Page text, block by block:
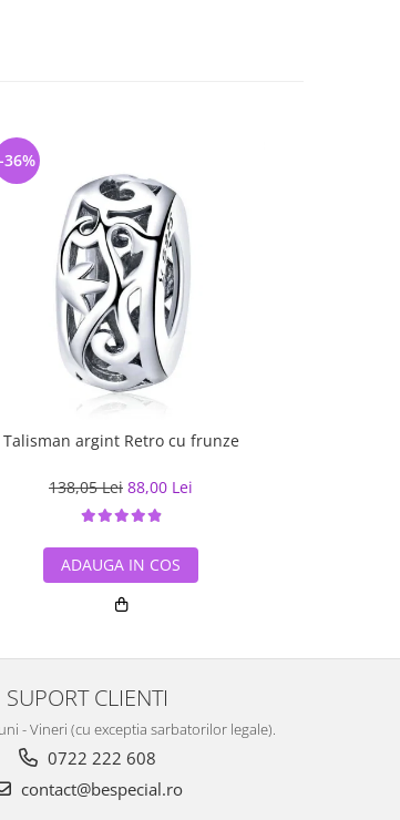
Talisman argint Retro cu frunze
138,05 Lei 88,00 Lei
-36%
ADAUGA IN COS
SUPORT CLIENTI
- Vineri (cu exceptia sarbatorilor legale).
0722 222 608
contact@bespecial.ro